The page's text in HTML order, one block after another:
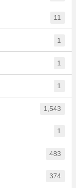
11
1
1
1
1,543
1
483
374